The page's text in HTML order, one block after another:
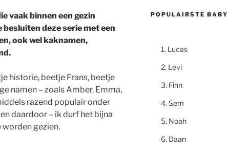
vaak binnen een gezin
besluiten deze serie met een
ook wel kaknamen,
historie, beetje Frans, beetje
namen – zoals Amber, Emma,
razend populair onder
daardoor – ik durf het bijna
worden gezien.
POPULAIRSTE
Lucas
Levi
Finn
Sem
Noah
Daan